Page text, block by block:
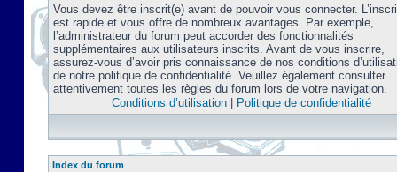
Vous devez être inscrit(e) avant de pouvoir vous connecter.
est rapide et vous offre de nombreux avantages. Par exemple,
l’administrateur du forum peut accorder des fonctionnalités
supplémentaires aux utilisateurs inscrits. Avant de vous inscrire,
assurez-vous d’avoir pris connaissance de nos conditions
de notre politique de confidentialité. Veuillez également consulter
attentivement toutes les règles du forum lors de votre navigation.
Conditions d’utilisation| Politique de confidentialité
Index du forum